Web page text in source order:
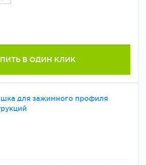
В ОДИН КЛИК
для зажимного профиля